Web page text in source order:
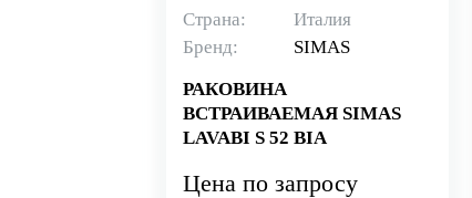
Страна:
Италия
Бренд:
SIMAS
РАКОВИНА
ВСТРАИВАЕМАЯ SIMAS
LAVABI S 52 BIA
Цена по запросу